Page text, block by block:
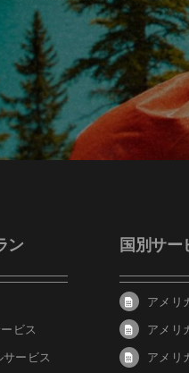
ン
ビス
ービス
国別サー
アメリ
アメリ
アメリ